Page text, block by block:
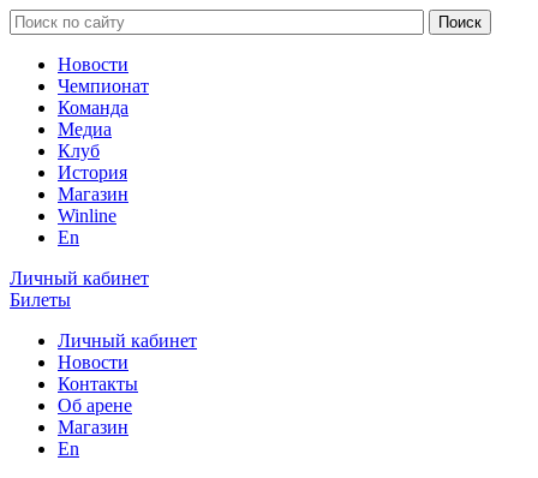
Новости
Чемпионат
Команда
Медиа
Клуб
История
Магазин
Winline
En
Личный кабинет
Билеты
Личный кабинет
Новости
Контакты
Об арене
Магазин
En